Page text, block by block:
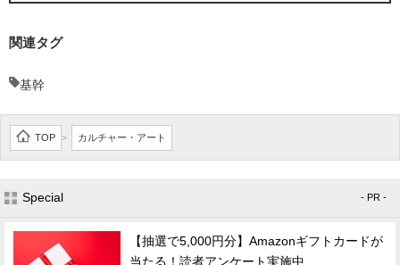
関連タグ
基幹
TOP > カルチャー・アート
Special - PR -
【抽選で5,000円分】Amazonギフトカードが
当たる！読者アンケート実施中